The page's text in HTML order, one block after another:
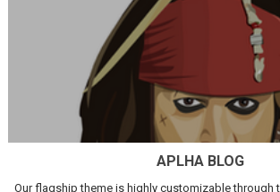
APLHA BLOG
Our flagship theme is highly customizable through